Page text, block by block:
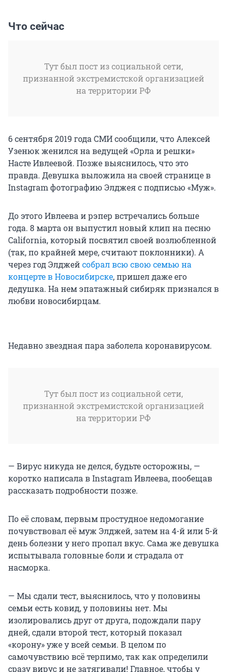
Что сейчас
Тут был пост из социальной сети,
признанной экстремистской организацией
на территории РФ
6 сентября 2019 года СМИ сообщили, что Алексей
Узенюк женился на ведущей «Орла и решки»
Насте Ивлеевой. Позже выяснилось, что это
правдa. Девушка выложила на своей странице в
Instagram фотографию Элджея с подписью «Муж».
До этого Ивлеева и рэпер встречались больше
года. 8 марта он выпустил новый клип на песню
California, который посвятил своей возлюбленной
(так, по крайней мере, считают поклонники). А
через год Элджейсобрал всю свою семью на
концерте в Новосибирске, пришел даже его
дедушка. На нем эпатажный сибиряк признался в
любви новосибирцам.
Недавно звездная пара заболела коронавирусом.
Тут был пост из социальной сети,
признанной экстремистской организацией
на территории РФ
— Вирус никуда не делся, будьте осторожны, —
коротко написала в Instagram Ивлеева, пообещав
рассказать подробности позже.
По её словам, первым простудное недомогание
почувствовал её муж Элджей, затем на 4-й или 5-й
день болезни у него пропал вкус. Сама же девушка
испытывала головные боли и страдала от
насморка.
— Мы сдали тест, выяснилось, что у половины
семьи есть ковид, у половины нет. Мы
изолировались друг от друга, подождали пару
дней, сдали второй тест, который показал
«корону» уже у всей семьи. В целом по
самочувствию всё терпимо, так как определили
сразу вирус и не затягивали! Главное, чтобы у